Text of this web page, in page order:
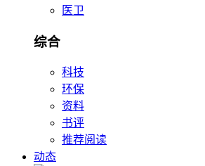
医卫
综合
科技
环保
资料
书评
推荐阅读
动态